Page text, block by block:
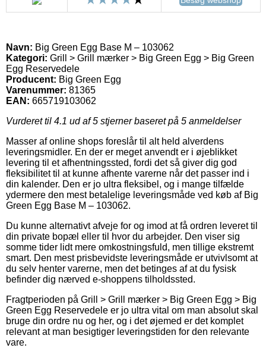
Navn: Big Green Egg Base M – 103062
Kategori: Grill > Grill mærker > Big Green Egg > Big Green
Egg Reservedele
Producent: Big Green Egg
Varenummer: 81365
EAN: 665719103062
Vurderet til 4.1 ud af 5 stjerner baseret på 5 anmeldelser
Masser af online shops foreslår til alt held alverdens
leveringsmidler. En der er meget anvendt er i øjeblikket
levering til et afhentningssted, fordi det så giver dig god
fleksibilitet til at kunne afhente varerne når det passer ind i
din kalender. Den er jo ultra fleksibel, og i mange tilfælde
ydermere den mest betalelige leveringsmåde ved køb af Big
Green Egg Base M – 103062.
Du kunne alternativt afveje for og imod at få ordren leveret til
din private bopæl eller til hvor du arbejder. Den viser sig
somme tider lidt mere omkostningsfuld, men tillige ekstremt
smart. Den mest prisbevidste leveringsmåde er utvivlsomt at
du selv henter varerne, men det betinges af at du fysisk
befinder dig nærved e-shoppens tilholdssted.
Fragtperioden på Grill > Grill mærker > Big Green Egg > Big
Green Egg Reservedele er jo ultra vital om man absolut skal
bruge din ordre nu og her, og i det øjemed er det komplet
relevant at man besigtiger leveringstiden for den relevante
vare.